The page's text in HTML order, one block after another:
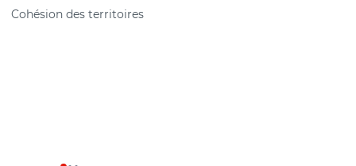
Cohésion des territoires